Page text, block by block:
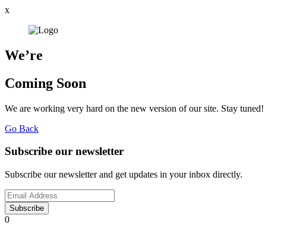
x
We’re
Coming Soon
We are working very hard on the new version of our site. Stay tuned!
Go Back
Subscribe our newsletter
Subscribe our newsletter and get updates in your inbox directly.
Subscribe
0